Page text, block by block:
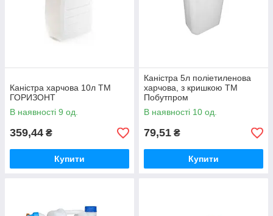
Каністра харчова 10л ТМ
ГОРИЗОНТ
В наявності 9 од.
359,44 ₴
Купити
Каністра 5л поліетиленова
харчова, з кришкою ТМ
Побутпром
В наявності 10 од.
79,51 ₴
Купити